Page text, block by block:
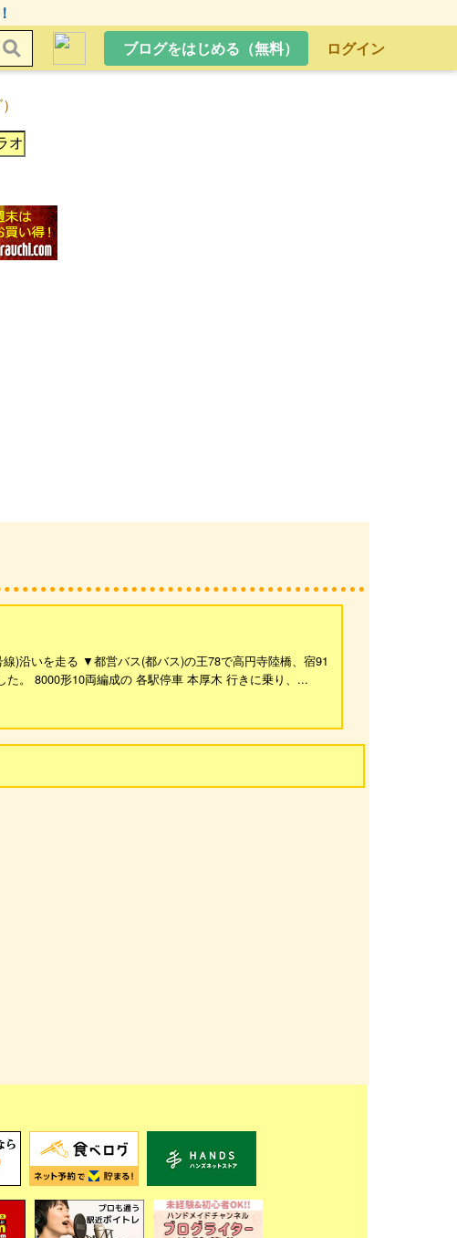
ブログをはじめる（無料）
ログイン
)沿いを走る ▼都営バス(都バス)の王78で高円寺陸橋、宿91
。 8000形10両編成の 各駅停車 本厚木 行きに乗り、...